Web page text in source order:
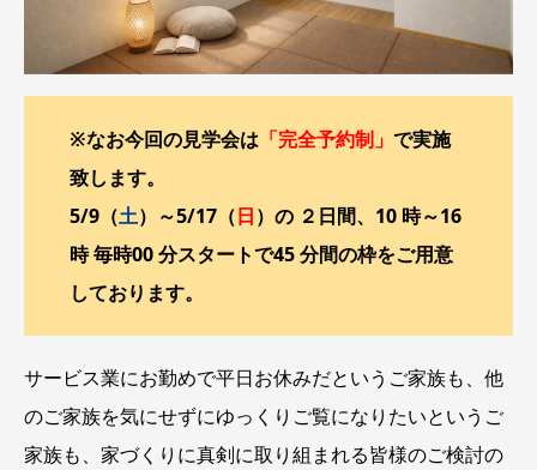
※なお今回の見学会は 「完全予約制」 で実施
致します。
5/9（土）～5/17（日）の ２日間、10 時～16
時 毎時00 分スタートで45 分間の枠をご用意
しております。
サービス業にお勤めで平日お休みだというご家族も、他
のご家族を気にせずにゆっくりご覧になりたいというご
家族も、家づくりに真剣に取り組まれる皆様のご検討の